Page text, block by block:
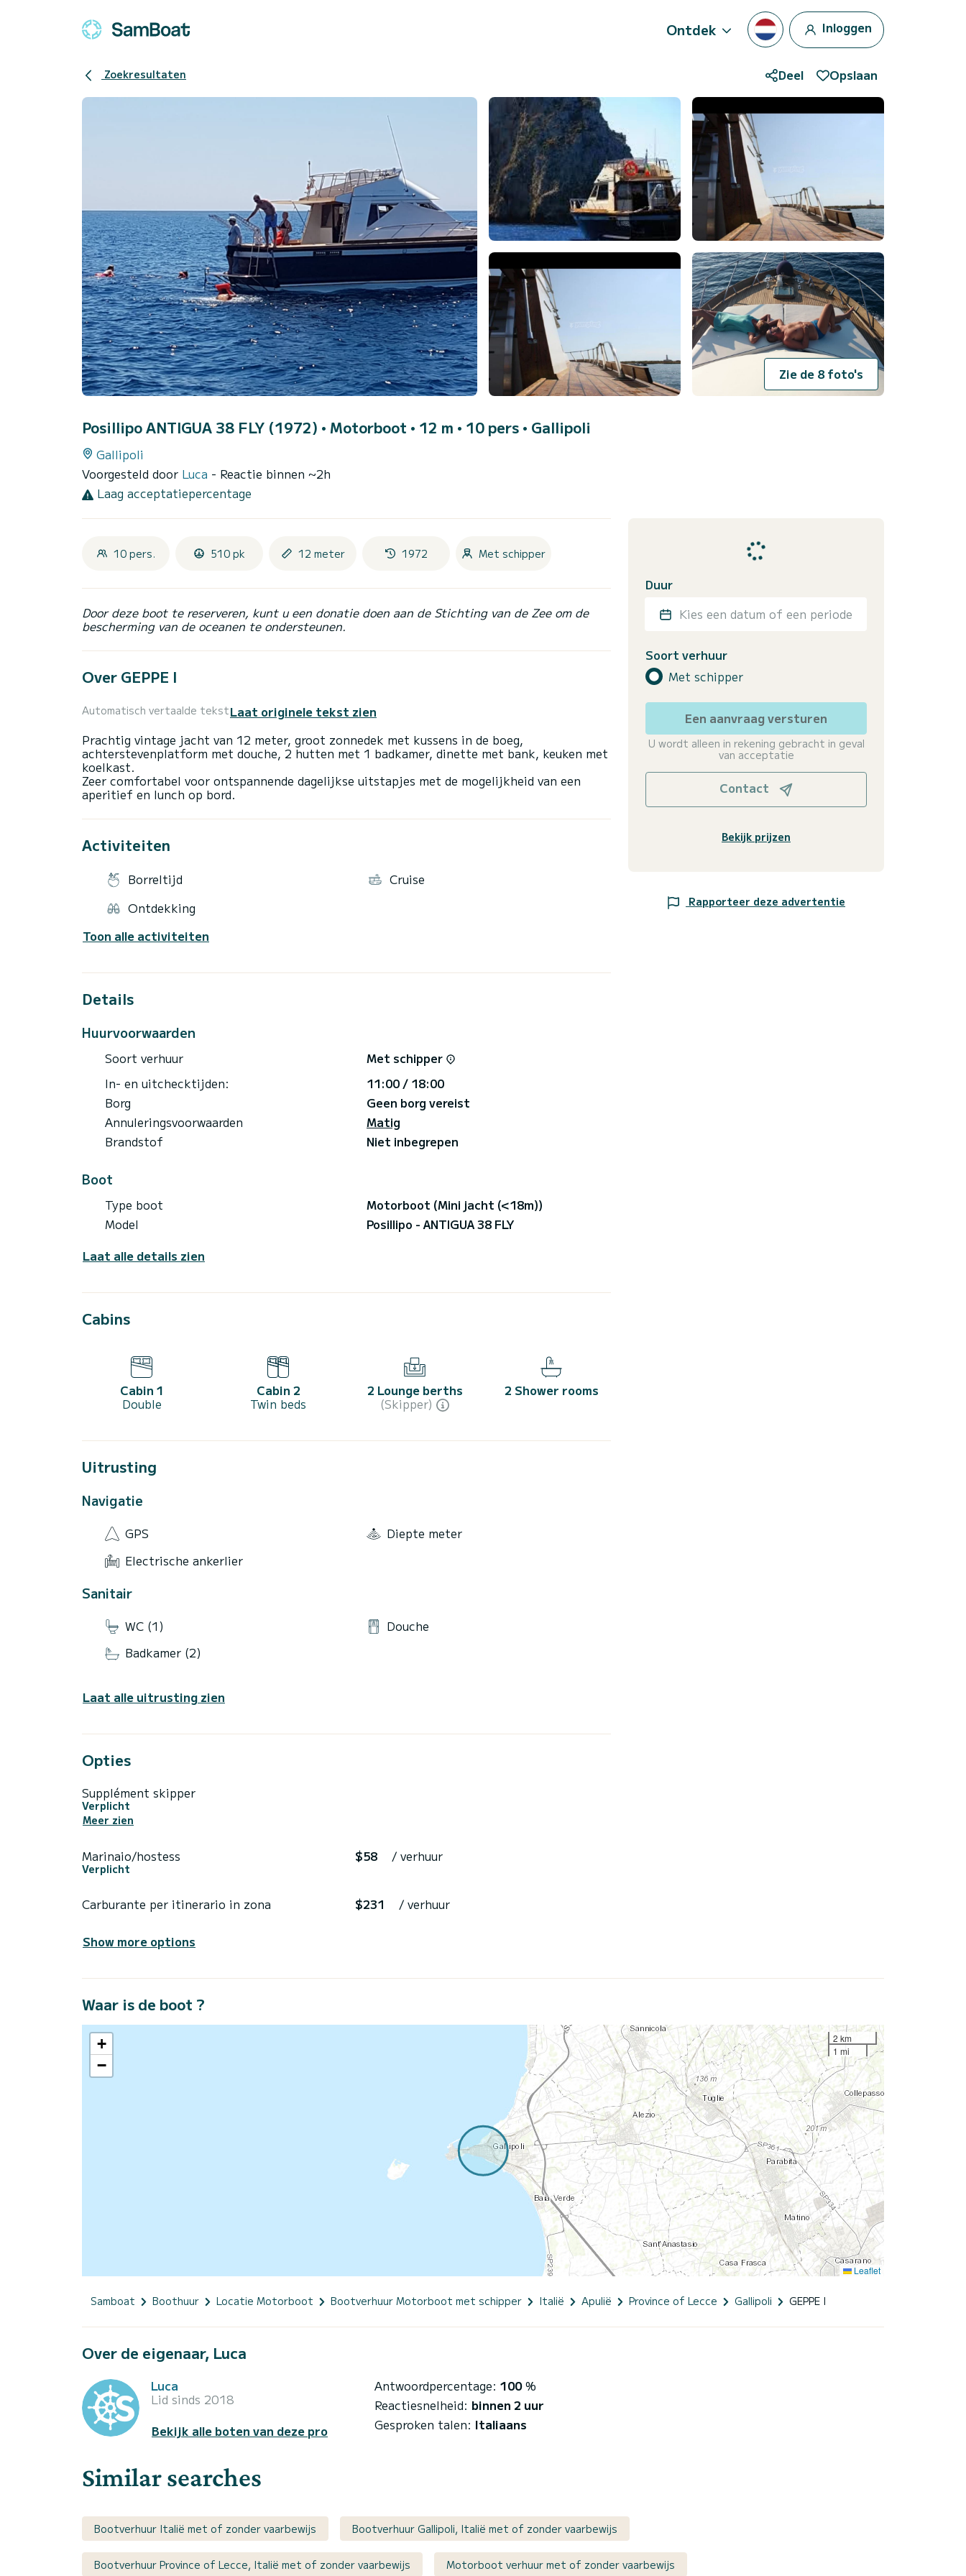
Ontdek Inloggen
Zoekresultaten Deel Opslaan
Zie de 8 foto's
Posillipo ANTIGUA 38 FLY (1972) • Motorboot • 12 m • 10 pers • Gallipoli
Gallipoli
Voorgesteld door Luca - Reactie binnen ~2h
Laag acceptatiepercentage
10 pers. 510 pk 12 meter 1972 Met schipper
Door deze boot te reserveren, kunt u een donatie doen aan de Stichting van de Zee om de
bescherming van de oceanen te ondersteunen.
Over GEPPE I
Automatisch vertaalde tekstLaat originele tekst zien
Prachtig vintage jacht van 12 meter, groot zonnedek met kussens in de boeg,
achterstevenplatform met douche, 2 hutten met 1 badkamer, dinette met bank, keuken met
koelkast.
Zeer comfortabel voor ontspannende dagelijkse uitstapjes met de mogelijkheid van een
Activiteiten
Borreltijd
Cruise
Ontdekking
Toon alle activiteiten
Details
Huurvoorwaarden
Soort verhuur
Met schipper
In- en uitchecktijden:
11:00 / 18:00
Borg
Geen borg vereist
Annuleringsvoorwaarden
Matig
Brandstof
Niet inbegrepen
Boot
Type boot
Motorboot (Mini jacht (<18m))
Model
Posillipo - ANTIGUA 38 FLY
Laat alle details zien
Cabins
Cabin 1
Double
Cabin 2
Twin beds
2 Lounge berths
(Skipper)
2 Shower rooms
Uitrusting
Navigatie
GPS
Diepte meter
Electrische ankerlier
Sanitair
WC (1)
Douche
Badkamer (2)
Laat alle uitrusting zien
Opties
Supplément skipper
Verplicht
Meer zien
Marinaio/hostess
Verplicht
$58 / verhuur
Carburante per itinerario in zona $231 / verhuur
Show more options
Duur
Kies een datum of een periode
Soort verhuur
Met schipper
Een aanvraag versturen
U wordt alleen in rekening gebracht in geval
van acceptatie
Contact
Bekijk prijzen
Rapporteer deze advertentie
Waar is de boot ?
+
−
2 km
1 mi
Leaflet
Samboat Boothuur Locatie Motorboot Bootverhuur Motorboot met schipper Italië Apulië Province of Lecce Gallipoli GEPPE I
Over de eigenaar, Luca
Luca
Lid sinds 2018
Bekijk alle boten van deze pro
Antwoordpercentage: 100%
Reactiesnelheid: binnen 2 uur
Gesproken talen: Italiaans
Similar searches
Bootverhuur Italië met of zonder vaarbewijs Bootverhuur Gallipoli, Italië met of zonder vaarbewijs
Bootverhuur Province of Lecce, Italië met of zonder vaarbewijs Motorboot verhuur met of zonder vaarbewijs